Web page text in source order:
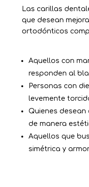
Las carillas
que desean
ortodónticos
Aquellos con
responden al
Personas con
levemente
Quienes desean
de manera
Aquellos que
simétrica y